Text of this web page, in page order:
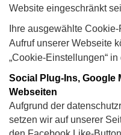
Website eingeschränkt
Ihre ausgewählte
Aufruf unserer Webseite
„Cookie-Einstellungen“
Social Plug-Ins, Google
Webseiten
Aufgrund der
setzen wir auf unserer